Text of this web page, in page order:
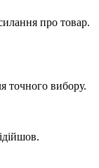
про товар.
точного вибору.
якщо товар не підійшов.